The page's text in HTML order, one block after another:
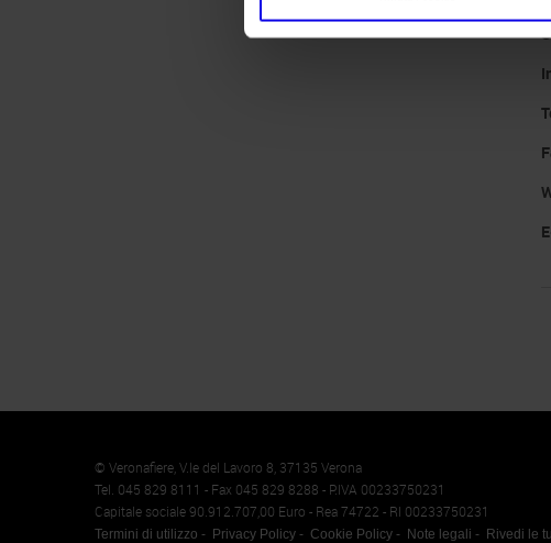
Memento
© Veronafiere, V.le del Lavoro 8, 37135 Verona
Tel. 045 829 8111 - Fax 045 829 8288 - P.IVA 00233750231
Capitale sociale 90.912.707,00 Euro - Rea 74722 - RI 00233750231
Termini di utilizzo Privacy Policy Cookie Policy Note legali Rivedi le